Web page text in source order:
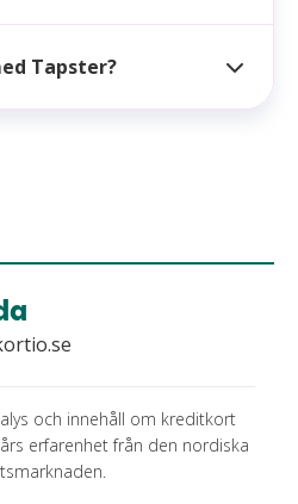
Tapster?
och innehåll om kreditkort
erfarenhet från den nordiska